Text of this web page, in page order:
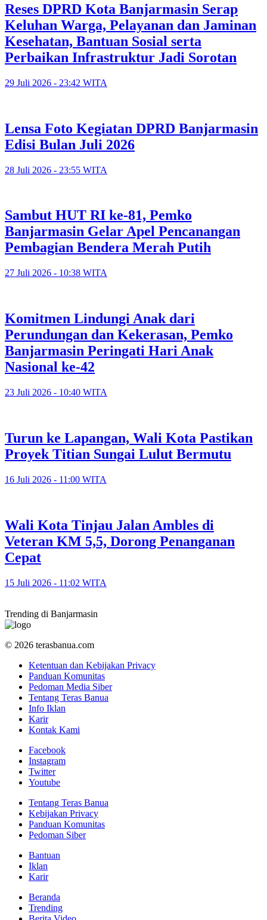
Reses DPRD Kota Banjarmasin Serap
Keluhan Warga, Pelayanan dan Jaminan
Kesehatan, Bantuan Sosial serta
Perbaikan Infrastruktur Jadi Sorotan
29 Juli 2026 - 23:42 WITA
Lensa Foto Kegiatan DPRD Banjarmasin
Edisi Bulan Juli 2026
28 Juli 2026 - 23:55 WITA
Sambut HUT RI ke-81, Pemko
Banjarmasin Gelar Apel Pencanangan
Pembagian Bendera Merah Putih
27 Juli 2026 - 10:38 WITA
Komitmen Lindungi Anak dari
Perundungan dan Kekerasan, Pemko
Banjarmasin Peringati Hari Anak
Nasional ke-42
23 Juli 2026 - 10:40 WITA
Turun ke Lapangan, Wali Kota Pastikan
Proyek Titian Sungai Lulut Bermutu
16 Juli 2026 - 11:00 WITA
​Wali Kota Tinjau Jalan Ambles di
Veteran KM 5,5, Dorong Penanganan
Cepat
15 Juli 2026 - 11:02 WITA
Trending di Banjarmasin
© 2026 terasbanua.com
Ketentuan dan Kebijakan Privacy
Panduan Komunitas
Pedoman Media Siber
Tentang Teras Banua
Info Iklan
Karir
Kontak Kami
Facebook
Instagram
Twitter
Youtube
Tentang Teras Banua
Kebijakan Privacy
Panduan Komunitas
Pedoman Siber
Bantuan
Iklan
Karir
Beranda
Trending